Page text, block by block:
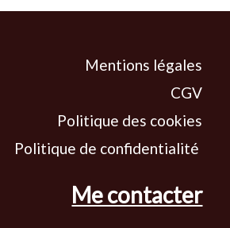
Mentions légales
CGV
Politique des cookies
Politique de confidentialité
Me contacter